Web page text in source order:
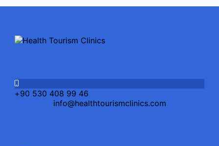
+90 530 408 99 46
info@healthtourismclinics.com